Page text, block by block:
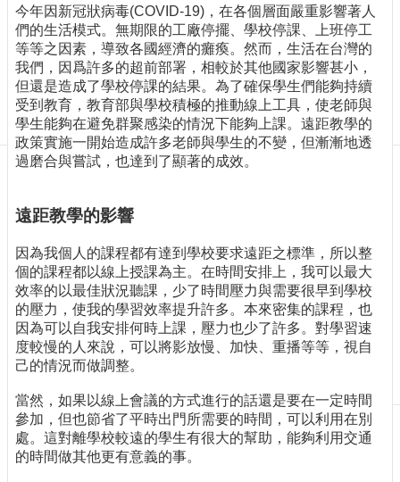
網
站
導
覽
最
新
消
息
於
我
們
出
版
刊
物
校
服
務
專
今年因新冠狀病毒(COVID-19)，在各個層面嚴重影響著人
們的生活模式。無期限的工廠停擺、學校停課、上班停工
等等之因素，導致各國經濟的癱瘓。然而，生活在台灣的
我們，因爲許多的超前部署，相較於其他國家影響甚小，
但還是造成了學校停課的結果。為了確保學生們能夠持續
受到教育，教育部與學校積極的推動線上工具，使老師與
學生能夠在避免群聚感染的情況下能夠上課。遠距教學的
政策實施一開始造成許多老師與學生的不變，但漸漸地透
過磨合與嘗試，也達到了顯著的成效。
遠距教學的影響
因為我個人的課程都有達到學校要求遠距之標準，所以整
個的課程都以線上授課為主。在時間安排上，我可以最大
效率的以最佳狀況聽課，少了時間壓力與需要很早到學校
的壓力，使我的學習效率提升許多。本來密集的課程，也
因為可以自我安排何時上課，壓力也少了許多。對學習速
度較慢的人來說，可以將影放慢、加快、重播等等，視自
己的情況而做調整。
當然，如果以線上會議的方式進行的話還是要在一定時間
參加，但也節省了平時出門所需要的時間，可以利用在別
處。這對離學校較遠的學生有很大的幫助，能夠利用交通
的時間做其他更有意義的事。